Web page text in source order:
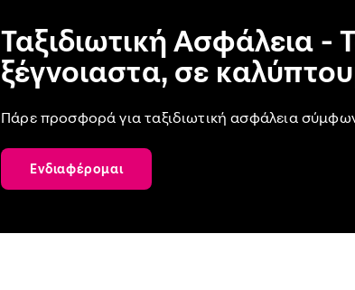
Ταξιδιωτική Ασφάλεια -
ξέγνοιαστα, σε
Πάρε προσφορά για ταξιδιωτική ασφάλεια
Ενδιαφέρομαι